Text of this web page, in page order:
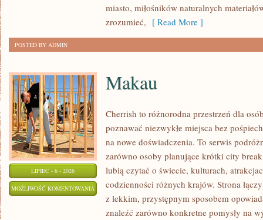
miasto, miłośników naturalnych
zrozumieć, [ Read More ]
POSTED BY ADMIN
LIPIEC - 6 - 2026
MOŻLIWOŚĆ KOMENTOWANIA MAKAU
Makau
Cherrish to różnorodna przestrzeń dla
poznawać niezwykłe miejsca bez
na nowe doświadczenia. To serwis
zarówno osoby planujące krótki city
lubią czytać o świecie, kulturach,
codzienności różnych krajów. Strona
z lekkim, przystępnym sposobem
znaleźć zarówno konkretne pomysły na